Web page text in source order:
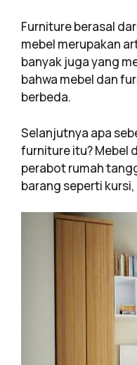
Furniture berasal
mebel merupakan
banyak juga yang
bahwa mebel dan
berbeda.
Selanjutnya apa
furniture itu? Mebel
perabot rumah
barang seperti